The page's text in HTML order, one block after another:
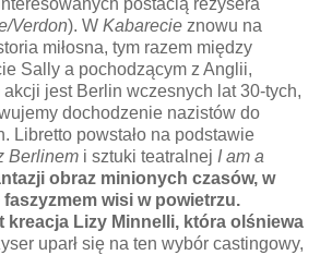
postacią reżysera
Verdon). W Kabarecie znowu na
miłosna, tym razem między
Sally a pochodzącym z Anglii,
jest Berlin wczesnych lat 30-tych,
dochodzenie nazistów do
Libretto powstało na podstawie
Berlinem i sztuki teatralnej I am a
obraz minionych czasów, w
wisi w powietrzu.
kreacja Lizy Minnelli, która olśniewa
uparł się na ten wybór castingowy,